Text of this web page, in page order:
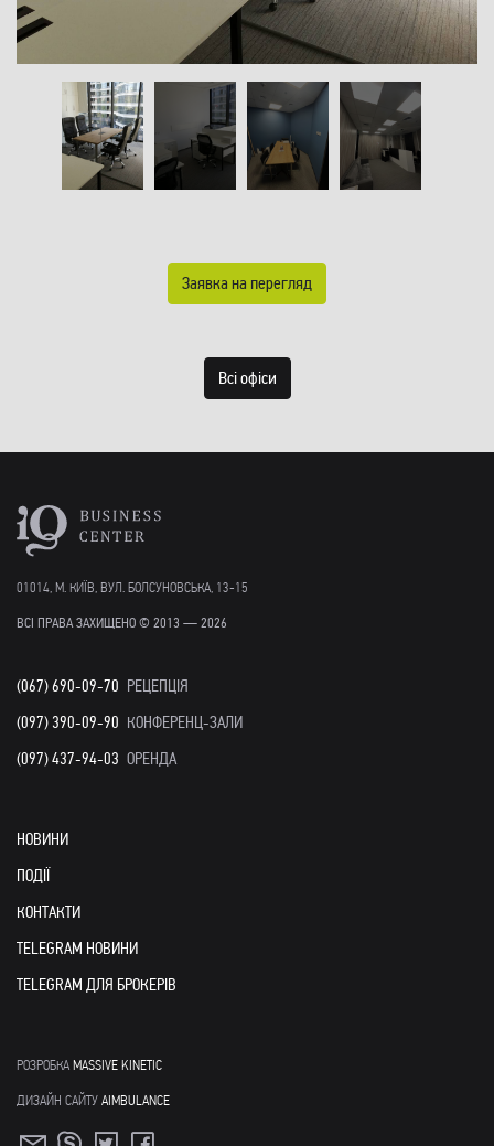
Заявка на перегляд
Всі офіси
01014, М. КИЇВ, ВУЛ. БОЛСУНОВСЬКА, 13-15
ВСІ ПРАВА ЗАХИЩЕНО © 2013 — 2026
(067) 690-09-70 РЕЦЕПЦІЯ
(097) 390-09-90 КОНФЕРЕНЦ-ЗАЛИ
(097) 437-94-03 ОРЕНДА
НОВИНИ
ПОДІЇ
КОНТАКТИ
TELEGRAM НОВИНИ
TELEGRAM ДЛЯ БРОКЕРІВ
РОЗРОБКА MASSIVE KINETIC
ДИЗАЙН САЙТУ AIMBULANCE